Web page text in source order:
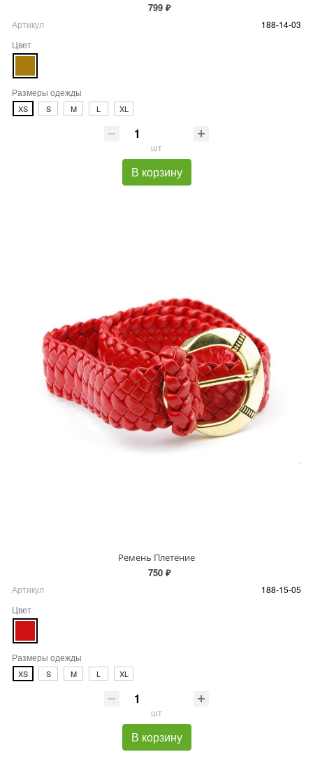
799 ₽
Артикул
188-14-03
Цвет
Размеры одежды
XS S M L XL
шт
В корзину
Ремень Плетение
750 ₽
Артикул
188-15-05
Цвет
Размеры одежды
XS S M L XL
шт
В корзину